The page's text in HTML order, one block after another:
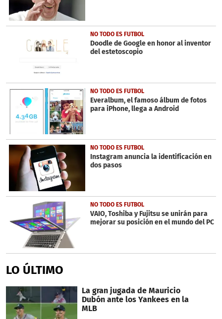
NO TODO ES FUTBOL
Doodle de Google en honor al inventor
del estetoscopio
NO TODO ES FUTBOL
Everalbum, el famoso álbum de fotos
para iPhone, llega a Android
NO TODO ES FUTBOL
Instagram anuncia la identificación en
dos pasos
NO TODO ES FUTBOL
VAIO, Toshiba y Fujitsu se unirán para
mejorar su posición en el mundo del PC
LO ÚLTIMO
La gran jugada de Mauricio
Dubón ante los Yankees en la
MLB